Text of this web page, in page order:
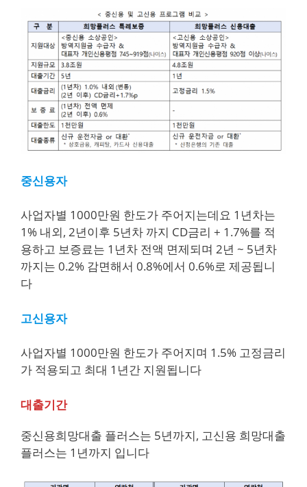
중신용자
사업자별 1000만원 한도가 주어지는데요 1년차는
1% 내외, 2년이후 5년차 까지 CD금리 + 1.7%를 적
용하고 보증료는 1년차 전액 면제되며 2년 ~ 5년차
까지는 0.2% 감면해서 0.8%에서 0.6%로 제공됩니
다
고신용자
사업자별 1000만원 한도가 주어지며 1.5% 고정금리
가 적용되고 최대 1년간 지원됩니다
대출기간
중신용희망대출 플러스는 5년까지, 고신용 희망대출
플러스는 1년까지 입니다